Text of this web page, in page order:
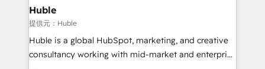
without outside dependencies. You’ll learn how to: •
Set up, audit, and organize your HubSpot portal •
Get your sales team fully using HubSpot • Track
pipeline and revenue across the entire buyer journey
Huble
提供元：Huble
Huble is a global HubSpot, marketing, and creative
consultancy working with mid-market and enterprise